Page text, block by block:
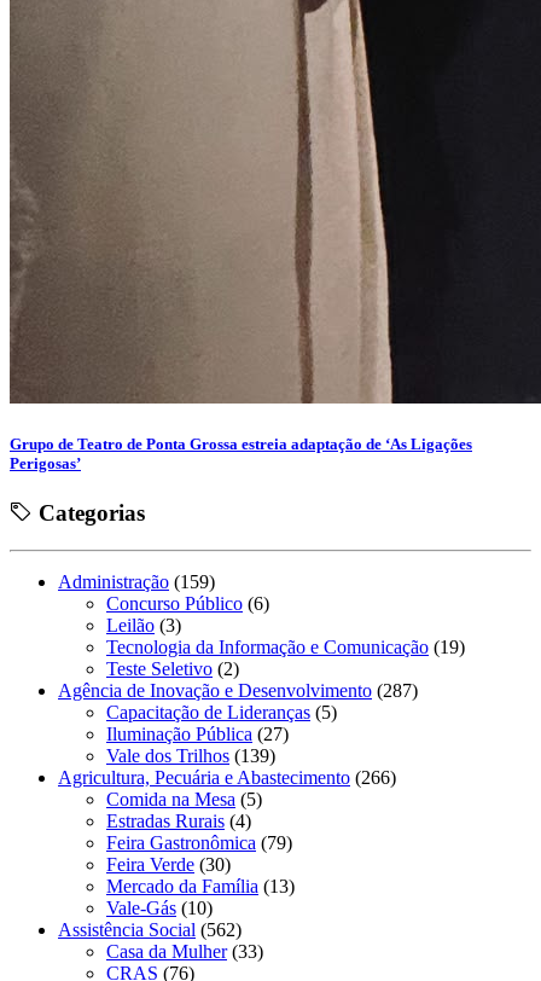
Grupo de Teatro de Ponta Grossa estreia adaptação de ‘As Ligações
Perigosas’
Categorias
Administração (159)
Concurso Público (6)
Leilão (3)
Tecnologia da Informação e Comunicação (19)
Teste Seletivo (2)
Agência de Inovação e Desenvolvimento (287)
Capacitação de Lideranças (5)
Iluminação Pública (27)
Vale dos Trilhos (139)
Agricultura, Pecuária e Abastecimento (266)
Comida na Mesa (5)
Estradas Rurais (4)
Feira Gastronômica (79)
Feira Verde (30)
Mercado da Família (13)
Vale-Gás (10)
Assistência Social (562)
Casa da Mulher(33)
CRAS (76)